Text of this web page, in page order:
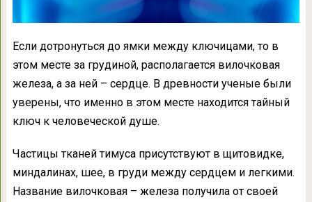
Если дотронуться до ямки между ключицами, то в
этом месте за грудиной, располагается вилочковая
железа, а за ней – сердце. В древности ученые были
уверены, что именно в этом месте находится тайный
ключ к человеческой душе.
Частицы тканей тимуса присутствуют в щитовидке,
миндалинах, шее, в груди между сердцем и легкими.
Название вилочковая – железа получила от своей